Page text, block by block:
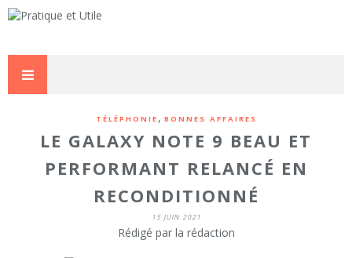
TÉLÉPHONIE , BONNES AFFAIRES
LE GALAXY NOTE 9 BEAU ET
PERFORMANT RELANCÉ EN
RECONDITIONNÉ
15 JUIN 2021
Rédigé par la rédaction